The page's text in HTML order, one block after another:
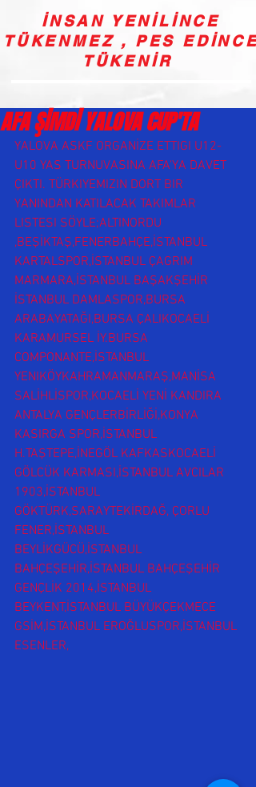
İNSAN YENİLİNCE
TÜKENMEZ , PES EDİNCE
TÜKENİR
AFA ŞİMDİ YALOVA CUP'TA
YALOVA ASKF ORGANİZE ETTIGI U12-
U10 YAS TURNUVASINA AFA'YA DAVET
ÇIKTI. TÜRKIYEMIZIN DORT BIR
YANINDAN KATILACAK TAKIMLAR
LISTESI SÖYLE;ALTINORDU
,BEŞİKTAŞ,FENERBAHÇE,İSTANBUL
KARTALSPOR,İSTANBUL ÇAGRIM
MARMARA,İSTANBUL BAŞAKŞEHİR
İSTANBUL DAMLASPOR,BURSA
ARABAYATAĞI,BURSA ÇALIKOCAELİ
KARAMURSEL İY.BURSA
COMPONANTE,İSTANBUL
YENIKÖYKAHRAMANMARAŞ,MANİSA
SALİHLİSPOR,KOCAELİ YENİ KANDIRA
ANTALYA GENÇLERBİRLİĞİ,KONYA
KASIRGA SPOR,İSTANBUL
H.TAŞTEPE,İNEGÖL KAFKASKOCAELİ
GÖLCÜK KARMASI,İSTANBUL AVCILAR
1903,İSTANBUL
GÖKTÜRK,SARAYTEKİRDAĞ, ÇORLU
FENER,İSTANBUL
BEYLİKGÜCÜ,İSTANBUL
BAHÇEŞEHİR,İSTANBUL BAHÇEŞEHİR
GENÇLİK 2014,İSTANBUL
BEYKENT,İSTANBUL BÜYÜKÇEKMECE
GSİM,İSTANBUL EROĞLUSPOR,İSTANBUL
ESENLER,